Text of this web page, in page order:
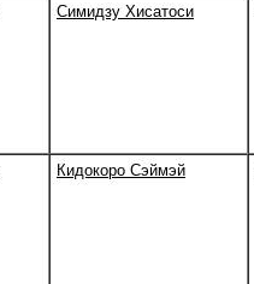
Симидзу Хисатоси
Кидокоро Сэймэй